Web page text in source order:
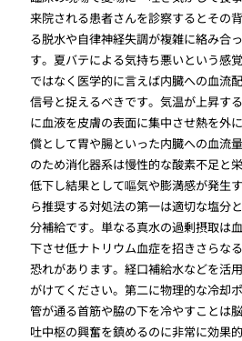
来院される患者さんを診察するとその
る脱水や自律神経失調が複雑に絡み合
す。夏バテによる気持ち悪いという感
ではなく医学的に言えば内臓への血流
信号と捉えるべきです。気温が上昇す
に血液を皮膚の表面に集中させ熱を外
償として胃や腸といった内臓への血流
のため消化器系は慢性的な酸素不足と
低下し結果として嘔気や膨満感が発生
ら推奨する対処法の第一は適切な塩分
分補給です。単なる真水の過剰摂取は
下させ低ナトリウム血症を招きさらな
恐れがあります。経口補給水などを活
がけてください。第二に物理的な冷却
管が通る首筋や脇の下を冷やすことは
吐中枢の興奮を鎮めるのに非常に効果